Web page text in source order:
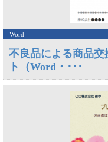
Word
不良品による商品
ト（Word・･･･